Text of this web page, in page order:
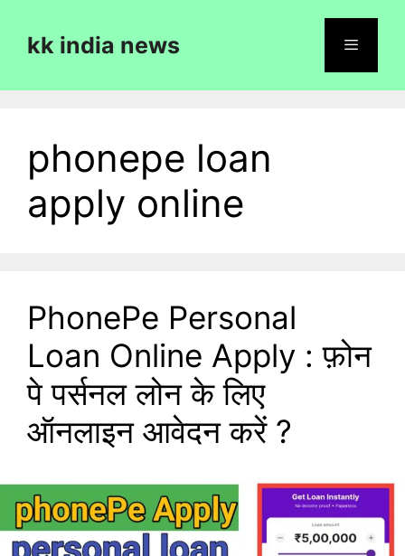
contentkk india news
phonepe loan
apply online
PhonePe Personal
Loan Online Apply : फ़ोन
पे पर्सनल लोन के लिए
ऑनलाइन आवेदन करें ?